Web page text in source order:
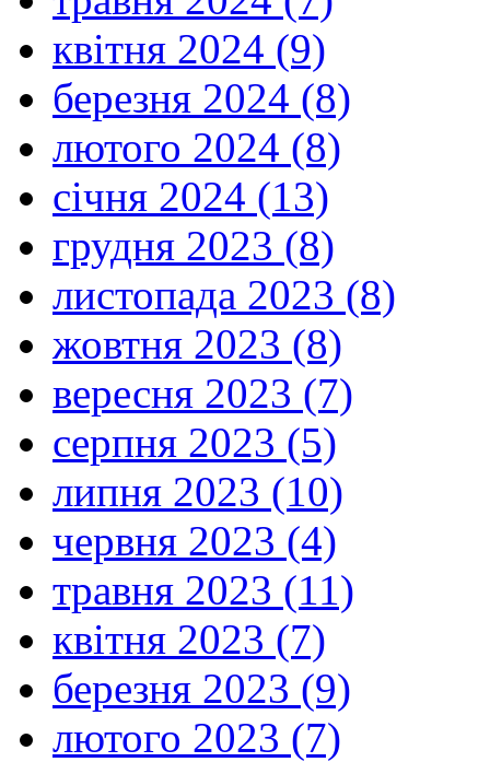
квітня 2024 (9)
березня 2024 (8)
лютого 2024 (8)
січня 2024 (13)
грудня 2023 (8)
листопада 2023 (8)
жовтня 2023 (8)
вересня 2023 (7)
серпня 2023 (5)
липня 2023 (10)
червня 2023 (4)
травня 2023 (11)
квітня 2023 (7)
березня 2023 (9)
лютого 2023 (7)